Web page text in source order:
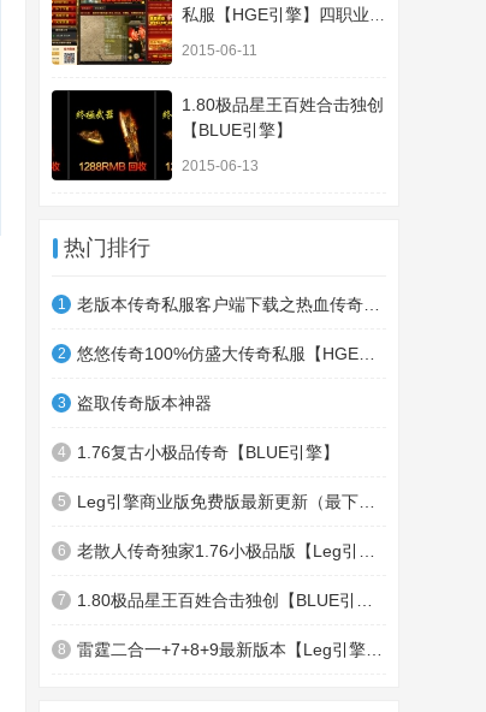
私服【HGE引擎】四职业疯
2015-06-11
1.80极品星王百姓合击独创
【BLUE引擎】
2015-06-13
热门排行
1
2
3 盗取传奇版本神器
4 1.76复古小极品传奇【BLUE引擎】
5
6
7
8